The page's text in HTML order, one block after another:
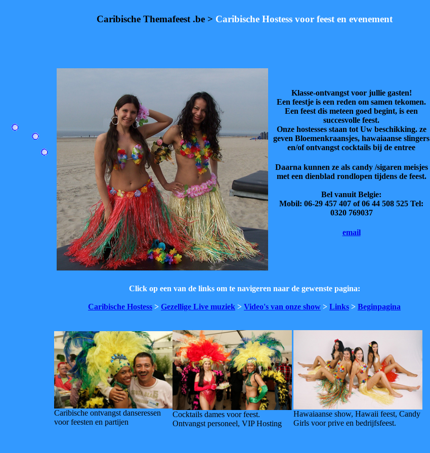
Caribische Themafeest .be > Caribische Hostess voor feest en evenement
Klasse-ontvangst voor jullie gasten!
Een feestje is een reden om samen tekomen.
Een feest dis meteen goed begint, is een
succesvolle feest.
Onze hostesses staan tot Uw beschikking. ze
geven Bloemenkraansjes, hawaiaanse slingers
en/of ontvangst cocktails bij de entree
Daarna kunnen ze als candy /sigaren meisjes
met een dienblad rondlopen tijdens de feest.
Bel vanuit Belgie:
Mobil: 06-29 457 407 of 06 44 508 525 Tel:
0320 769037
email
Click op een van de links om te navigeren naar de gewenste pagina:
Caribische Hostess > Gezellige Live muziek > Video's van onze show > Links > Beginpagina
Caribische ontvangst danseressen
voor feesten en partijen
Cocktails dames voor feest.
Ontvangst personeel, VIP Hosting
Hawaiaanse show, Hawaii feest, Candy
Girls voor prive en bedrijfsfeest.